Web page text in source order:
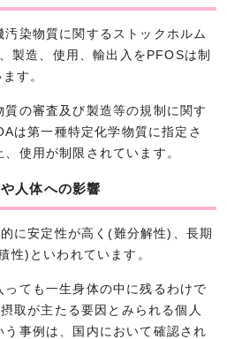
染物質に関するストックホルム
製造、使用、輸出入をPFOSは制
す。
の審査及び製造等の規制に関す
は第一種特定化学物質に指定さ
使用が制限されています。
人体への影響
に安定性が高く(難分解性)、長期
性)といわれています。
ても一生身体の中に残るわけで
取が主たる要因とみられる個人
事例は、国内において確認され